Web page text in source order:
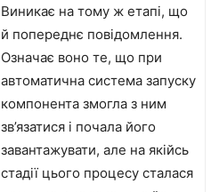
Виникає на тому ж етапі, що
й попереднє повідомлення.
Означає воно те, що при
автоматична система запуску
компонента змогла з ним
зв’язатися і почала його
завантажувати, але на якійсь
стадії цього процесу сталася